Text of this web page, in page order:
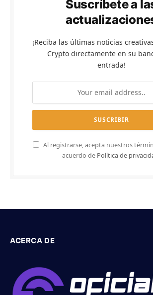
Suscríbete a
¡Reciba las últimas noticias
Crypto directamente en su
entrada!
Al registrarse, acepta nuestros
acuerdo de Política de
ACERCA DE